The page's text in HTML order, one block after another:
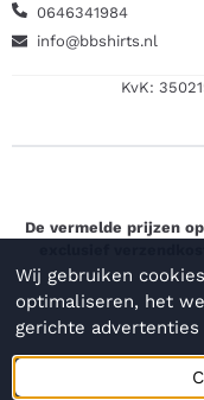
0646341984
info@bbshirts.nl
KvK:
De vermelde prijzen
Wij gebruiken
optimaliseren, het
gerichte